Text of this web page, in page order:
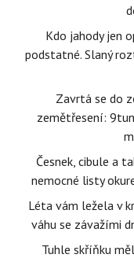
Kdo jahody jen
podstatné. Slaný
Zavrtá se do
zemětřesení:
Česnek, cibule a
nemocné listy
Léta vám ležela v
váhu se závažími
Tuhle skříňku